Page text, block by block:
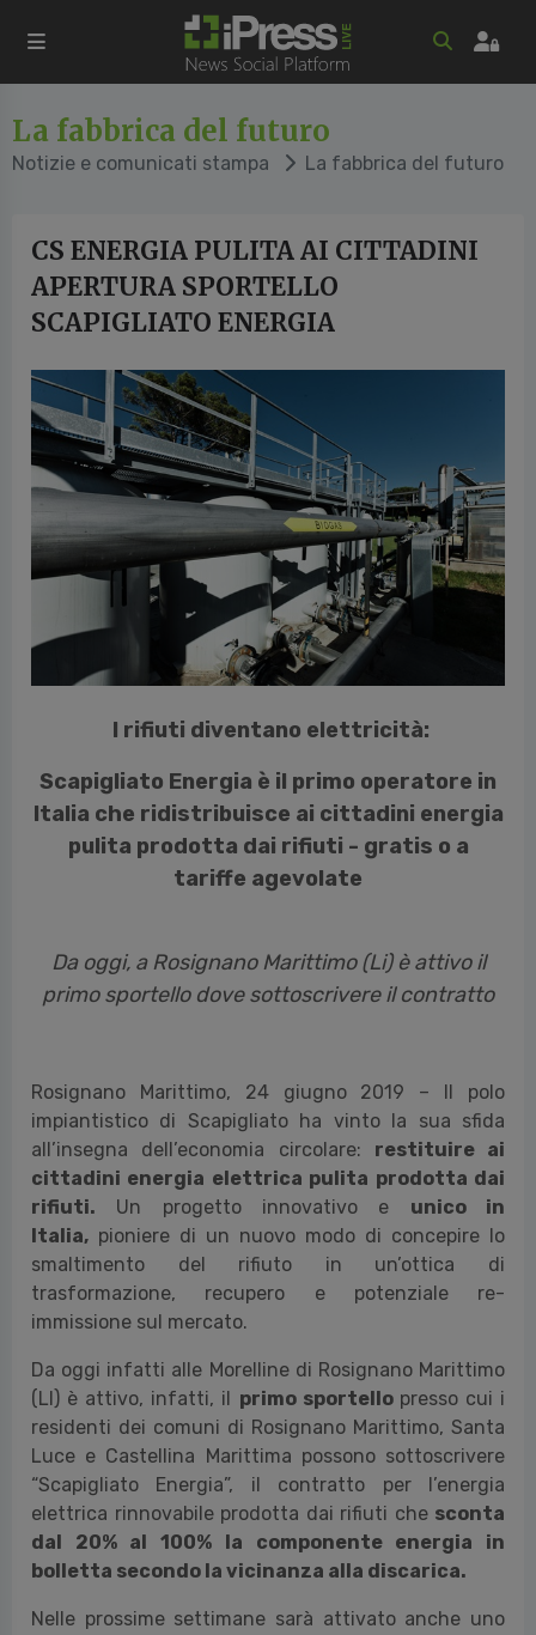
La fabbrica del futuro
Notizie e comunicati stampa La fabbrica del futuro
CS ENERGIA PULITA AI CITTADINI
APERTURA SPORTELLO
SCAPIGLIATO ENERGIA
I rifiuti diventano elettricità:
Scapigliato Energia è il primo operatore in
Italia che ridistribuisce ai cittadini energia
pulita prodotta dai rifiuti - gratis o a
tariffe agevolate
Da oggi, a Rosignano Marittimo (Li) è attivo il
primo sportello dove sottoscrivere il contratto
Rosignano Marittimo, 24 giugno 2019 – Il polo
impiantistico di Scapigliato ha vinto la sua sfida
all’insegna dell’economia circolare:
restituire ai
cittadini energia elettrica pulita prodotta dai
rifiuti.
Un progetto innovativo e
unico in
Italia, pioniere di un nuovo modo di concepire lo
smaltimento del rifiuto in un’ottica di
trasformazione, recupero e potenziale re-
immissione sul mercato.
Da oggi infatti alle Morelline di Rosignano Marittimo
(LI) è attivo, infatti, il primo sportello presso cui i
residenti dei comuni di Rosignano Marittimo, Santa
Luce e Castellina Marittima possono sottoscrivere
“Scapigliato Energia”, il contratto per l’energia
elettrica rinnovabile prodotta dai rifiuti che sconta
dal 20% al 100% la componente energia in
bolletta secondo la vicinanza alla discarica.
Nelle prossime settimane sarà attivato anche uno